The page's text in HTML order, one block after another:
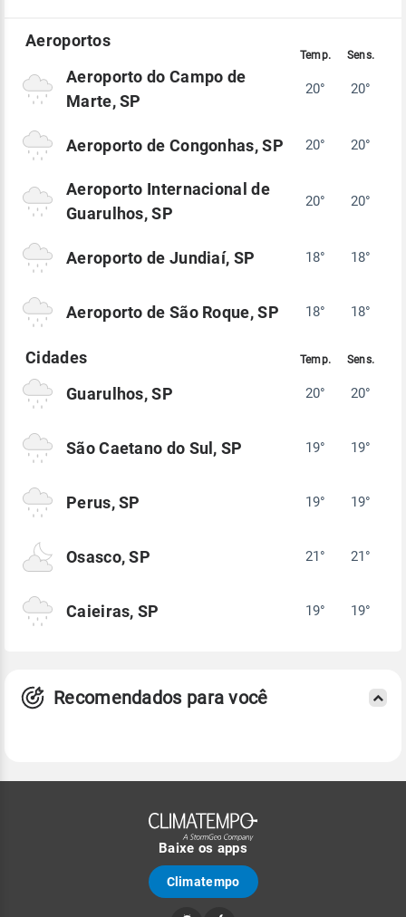
Aeroporto do Campo de
Marte, SP
20° 20°
Aeroporto de Congonhas, SP 20° 20°
Aeroporto Internacional de
Guarulhos, SP
20° 20°
Aeroporto de Jundiaí, SP 18° 18°
Aeroporto de São Roque, SP 18° 18°
Guarulhos, SP 20° 20°
São Caetano do Sul, SP 19° 19°
Perus, SP 19° 19°
Osasco, SP 21° 21°
Caieiras, SP 19° 19°
Recomendados para você
Baixe os apps
Climatempo